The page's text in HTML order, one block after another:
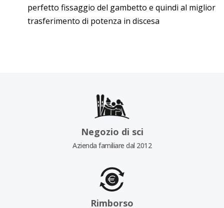
perfetto fissaggio del gambetto e quindi al miglior
trasferimento di potenza in discesa
Negozio di sci
Azienda familiare dal 2012
Rimborso